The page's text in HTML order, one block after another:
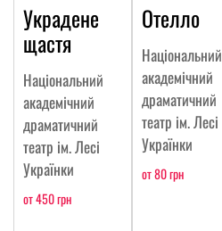
Украдене
щастя
Національний
академічний
драматичний
театр ім. Лесі
Українки
от 450 грн
Отелло
Національний
академічний
драматичний
театр ім. Лесі
Українки
от 80 грн